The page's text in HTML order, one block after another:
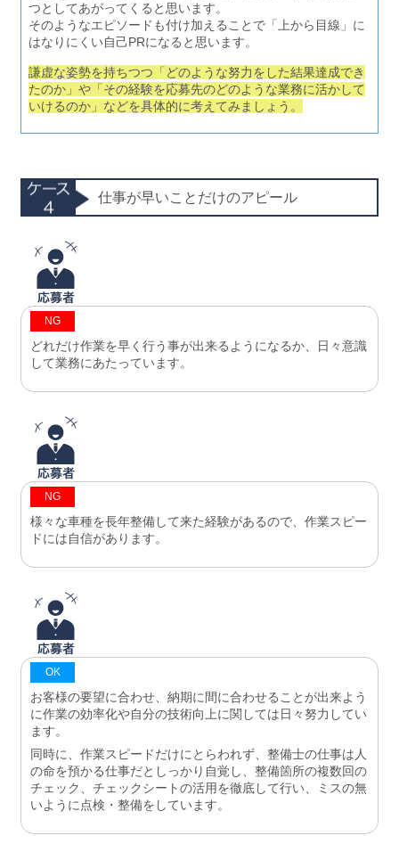
つとしてあがってくると思います。
そのようなエピソードも付け加えることで「上から目線」に
はなりにくい自己PRになると思います。
謙虚な姿勢を持ちつつ「どのような努力をした結果達成でき
たのか」や「その経験を応募先のどのような業務に活かして
いけるのか」などを具体的に考えてみましょう。
仕事が早いことだけのアピール
NG
どれだけ作業を早く行う事が出来るようになるか、日々意識
して業務にあたっています。
NG
様々な車種を長年整備して来た経験があるので、作業スピー
ドには自信があります。
OK
お客様の要望に合わせ、納期に間に合わせることが出来よう
に作業の効率化や自分の技術向上に関しては日々努力してい
ます。
同時に、作業スピードだけにとらわれず、整備士の仕事は人
の命を預かる仕事だとしっかり自覚し、整備箇所の複数回の
チェック、チェックシートの活用を徹底して行い、ミスの無
いように点検・整備をしています。